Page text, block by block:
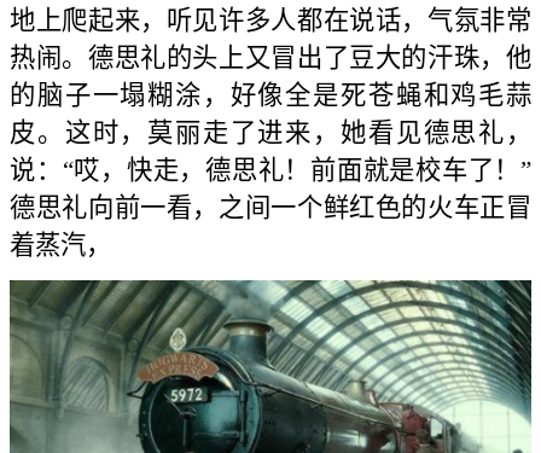
地上爬起来，听见许多人都在说话，气氛非常
热闹。德思礼的头上又冒出了豆大的汗珠，他
的脑子一塌糊涂，好像全是死苍蝇和鸡毛蒜
皮。这时，莫丽走了进来，她看见德思礼，
说：“哎，快走，德思礼！前面就是校车了！”
德思礼向前一看，之间一个鲜红色的火车正冒
着蒸汽，